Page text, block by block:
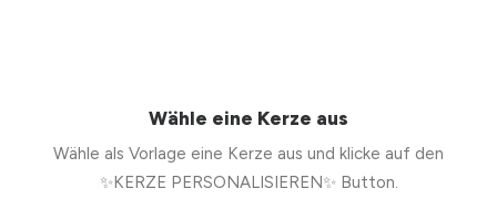
Wähle eine Kerze aus
Wähle als Vorlage eine Kerze aus und klicke auf den
✨KERZE PERSONALISIEREN✨ Button.